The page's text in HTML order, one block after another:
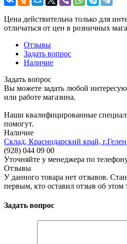
Цена действительна только для
отличаться от цен в розничных
Отзывы
Задать вопрос
Наличие
Задать вопрос
Вы можете задать любой
или работе магазина.
Наши квалифицированные
помогут.
Наличие
Склад, Краснодарский край,
(928) 044 09 00
Уточняйте у менеджера по
Отзывы
У данного товара нет отзывов.
первым, кто оставил отзыв об этом
Задать вопрос